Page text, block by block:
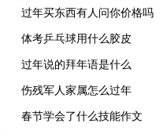
过年买东西有人问你价格吗
体考乒乓球用什么胶皮
过年说的拜年语是什么
伤残军人家属怎么过年
春节学会了什么技能作文